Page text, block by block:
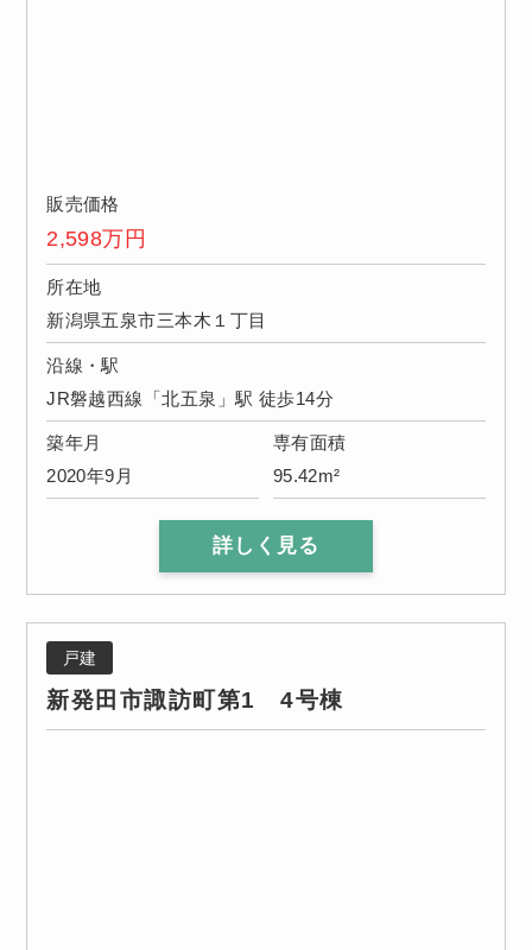
販売価格
2,598万円
所在地
新潟県五泉市三本木１丁目
沿線・駅
JR磐越西線「北五泉」駅 徒歩14分
築年月
2020年9月
専有面積
95.42m²
詳しく見る
戸建
新発田市諏訪町第1 4号棟